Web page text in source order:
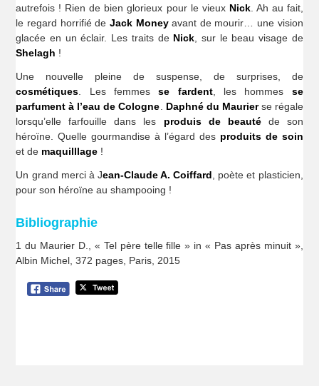
autrefois ! Rien de bien glorieux pour le vieux Nick. Ah au fait,
le regard horrifié de Jack Moneyavant de mourir… une vision
glacée en un éclair. Les traits de Nick , sur le beau visage de
Shelagh !
Une nouvelle pleine de suspense, de surprises, de
cosmétiques . Les femmesse fardent, les hommes se
parfument à l’eau de Cologne
Daphné du Maurierse régale
lorsqu’elle farfouille dans les produis de beautéde son
héroïne. Quelle gourmandise à l’égard des produits de soin
et de maquilllage !
Un grand merci à Jean-Claude A. Coiffard , poète et plasticien,
pour son héroïne au shampooing !
Bibliographie
1 du Maurier D., « Tel père telle fille » in « Pas après minuit »,
Albin Michel, 372 pages, Paris, 2015